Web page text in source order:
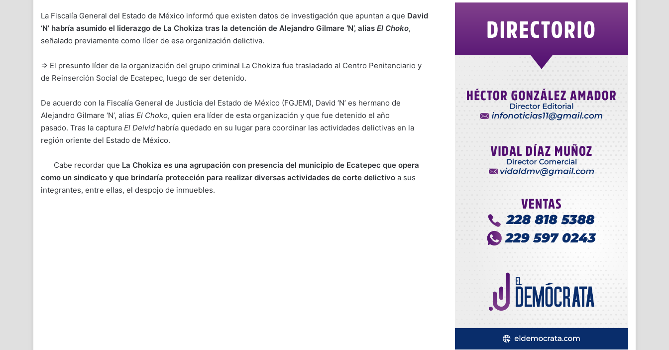
La Fiscalía General del Estado de México informó que existen datos de investigación que apuntan a que David
‘N’ habría asumido el liderazgo de La Chokiza tras la detención de Alejandro Gilmare ‘N’, aliasEl Choko,
señalado previamente como líder de esa organización delictiva.
⇒ El presunto líder de la organización del grupo criminal La Chokiza fue trasladado al Centro Penitenciario y
de Reinserción Social de Ecatepec, luego de ser detenido.
De acuerdo con la Fiscalía General de Justicia del Estado de México (FGJEM), David ‘N’ es hermano de
Alejandro Gilmare ‘N’, aliasEl Choko, quien era líder de esta organización y que fue detenido el año
pasado. Tras la capturaEl Deivid habría quedado en su lugar para coordinar las actividades delictivas en la
región oriente del Estado de México.
Cabe recordar que La Chokiza es una agrupación con presencia del municipio de Ecatepec que opera
como un sindicato y que brindaría protección para realizar diversas actividades de corte delictivo a sus
integrantes, entre ellas, el despojo de inmuebles.